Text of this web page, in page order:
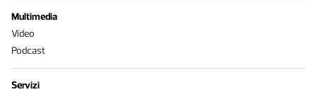
Multimedia
Video
Podcast
Servizi